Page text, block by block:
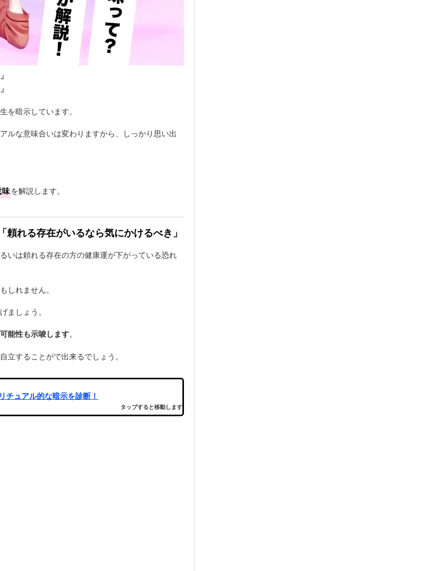
を暗示しています。
ルな意味合いは変わりますから、しっかり思い出
味を解説します。
れる存在がいるなら気にかけるべき」
いは頼れる存在の方の健康運が下がっている恐れ
しれません。
ましょう。
能性も示唆します。
立することがで出来るでしょう。
チュアル的な暗示を診断！
タップすると移動します